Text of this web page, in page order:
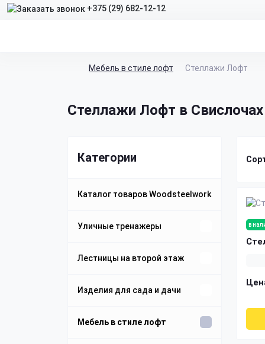
+375 (29) 682-12-12
Мебель в стиле лофт Стеллажи Лофт
Стеллажи Лофт в Свислочах
Категории
Каталог товаров Woodsteelwork
Уличные тренажеры
Уличные спортивные
Лестницы на второй этаж
Каркас лестницы из металла
Металлические лестницы
Изделия для сада и дачи
Беседки из дерева и металла
Мебель в стиле лофт
в